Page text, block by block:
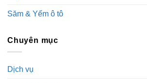
Săm & Yếm ô tô
Chuyên mục
Dịch vụ